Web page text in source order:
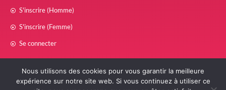
S'inscrire (Homme)
S'inscrire (Femme)
Se connecter
© COPYRIGHT 2021 – 2025ZAWAJ SOUNNAH| RÉALISÉ PARW
INSIDE CONCEPT
Nous utilisons des cookies pour vous garantir la meilleure
expérience sur notre site web. Si vous continuez à utiliser ce